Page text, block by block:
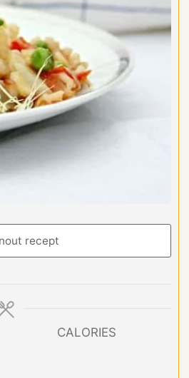
recept
CALORIES